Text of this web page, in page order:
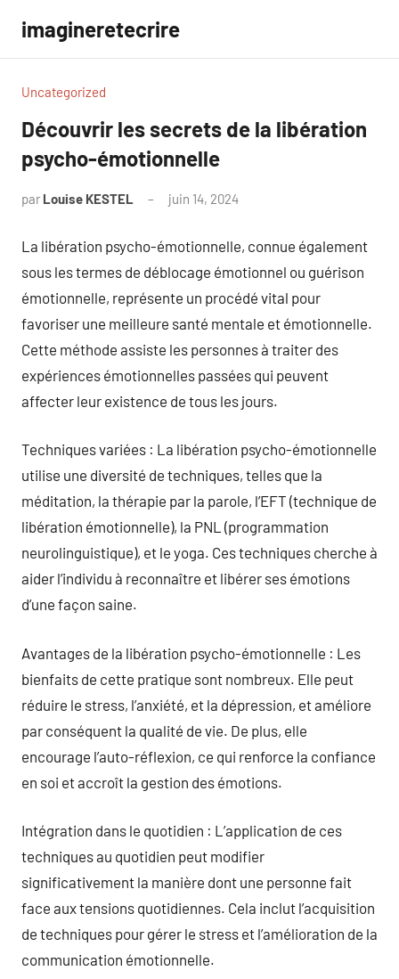
contenu
imagineretecrire
Uncategorized
Découvrir les secrets de la libération
psycho-émotionnelle
par Louise KESTEL juin 14, 2024
La libération psycho-émotionnelle, connue également
sous les termes de déblocage émotionnel ou guérison
émotionnelle, représente un procédé vital pour
favoriser une meilleure santé mentale et émotionnelle.
Cette méthode assiste les personnes à traiter des
expériences émotionnelles passées qui peuvent
affecter leur existence de tous les jours.
Techniques variées : La libération psycho-émotionnelle
utilise une diversité de techniques, telles que la
méditation, la thérapie par la parole, l’EFT (technique de
libération émotionnelle), la PNL (programmation
neurolinguistique), et le yoga. Ces techniques cherche à
aider l’individu à reconnaître et libérer ses émotions
d’une façon saine.
Avantages de la libération psycho-émotionnelle : Les
bienfaits de cette pratique sont nombreux. Elle peut
réduire le stress, l’anxiété, et la dépression, et améliore
par conséquent la qualité de vie. De plus, elle
encourage l’auto-réflexion, ce qui renforce la confiance
en soi et accroît la gestion des émotions.
Intégration dans le quotidien : L’application de ces
techniques au quotidien peut modifier
significativement la manière dont une personne fait
face aux tensions quotidiennes. Cela inclut l’acquisition
de techniques pour gérer le stress et l’amélioration de la
communication émotionnelle.